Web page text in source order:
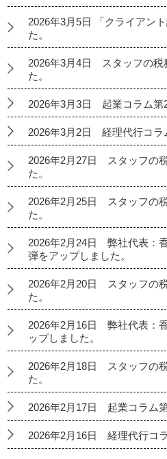
2026年3月5日 「クライアン
た。
2026年3月4日 スタッフの税
た。
2026年3月3日 起業コラム第
2026年3月2日 経理代行コラ
2026年2月27日 スタッフの
た。
2026年2月25日 スタッフの
た。
2026年2月24日 弊社代表：
弾をアップしました。
2026年2月20日 スタッフの
た。
2026年2月16日 弊社代表：
ップしました。
2026年2月18日 スタッフの
た。
2026年2月17日 起業コラム
2026年2月16日 経理代行コ